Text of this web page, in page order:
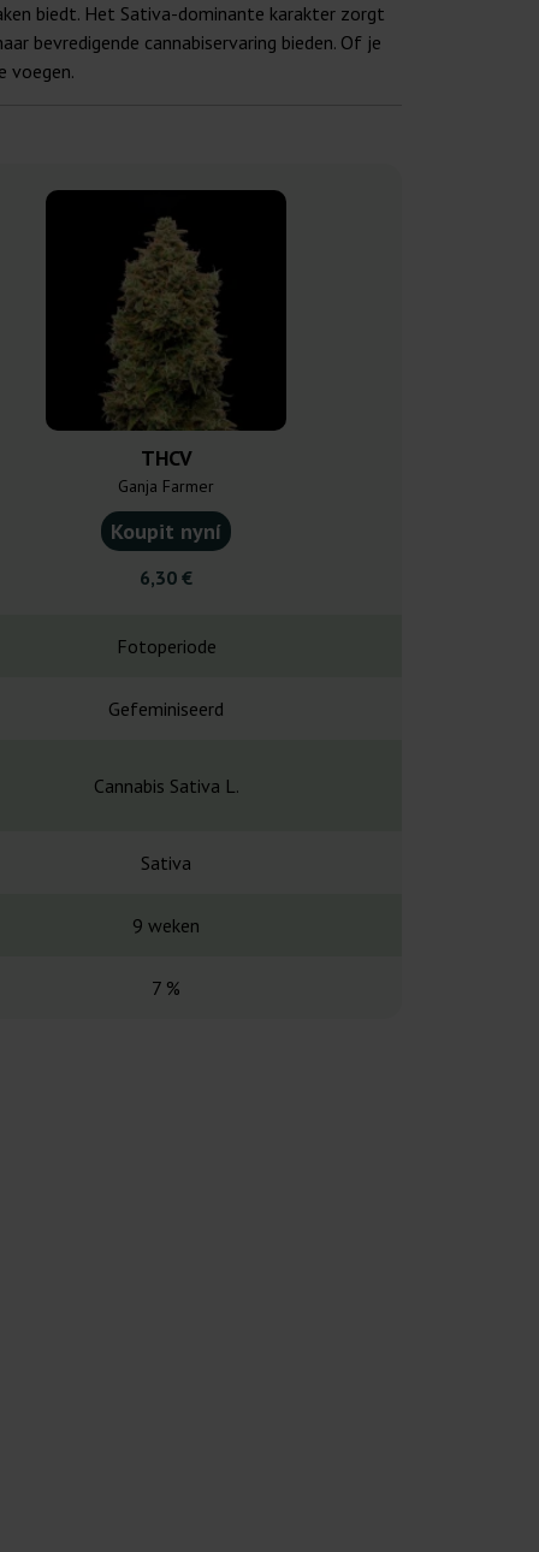
biedt. Het Sativa-dominante karakter zorgt
bevredigende cannabiservaring bieden. Of je
voegen.
THCV
Ganja Farmer
Koupit nyní
6,30 €
Fotoperiode
Gefeminiseerd
Cannabis Sativa L.
Sativa
9 weken
7 %